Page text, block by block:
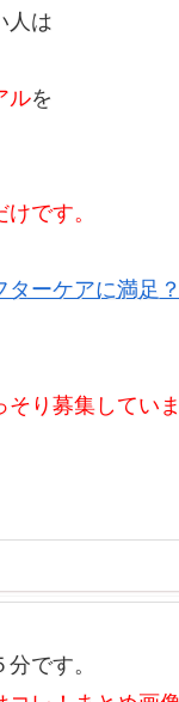
人は
ルを
です。
ーケアに満足？
り募集していま
です。